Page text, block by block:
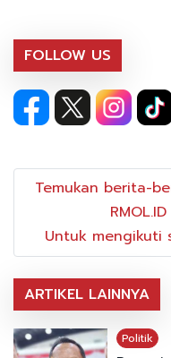
FOLLOW US
Temukan berita-
Untuk mengikuti
ARTIKEL LAINNYA
Politik